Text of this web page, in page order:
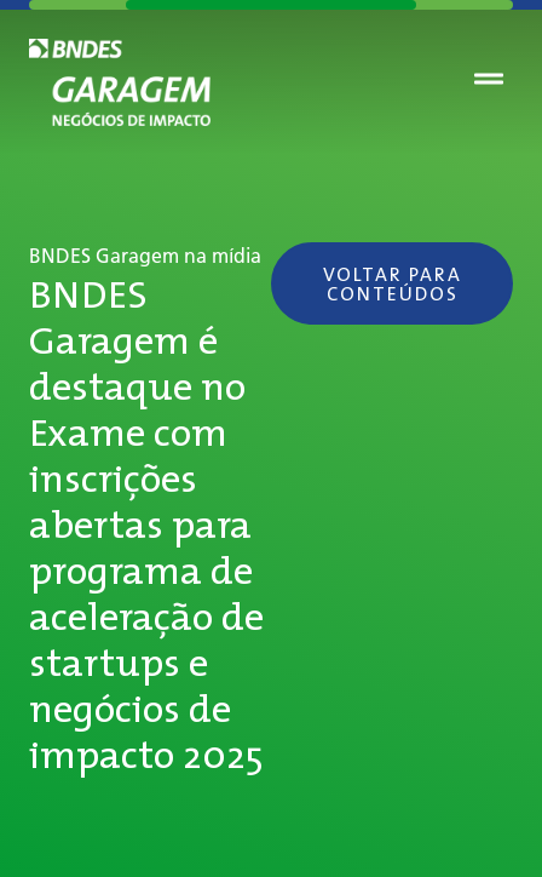
BNDES Garagem na mídia
BNDES
Garagem é
destaque no
Exame com
inscrições
abertas para
programa de
aceleração de
startups e
negócios de
impacto 2025
VOLTAR PARA
CONTEÚDOS